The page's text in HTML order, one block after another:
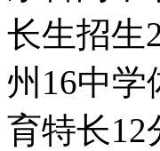
长生招生
州16中学
育特长12